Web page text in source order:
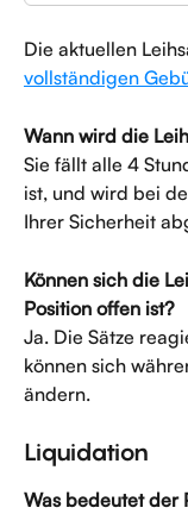
Die aktuellen
vollständigen
Wann wird die
Sie fällt alle 4
ist, und wird bei
Ihrer Sicherheit
Können sich die
Position offen ist?
Ja. Die Sätze
können sich
ändern.
Liquidation
Was bedeutet der